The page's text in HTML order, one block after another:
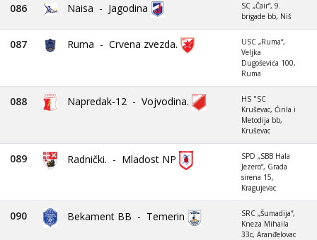
086 Naisa - Jagodina
SC „Čair“, 9.
brigade bb, Niš
087 Ruma - Crvena zvezda.
USC „Ruma“,
Veljka
Dugoševića 100,
Ruma
088 Napredak-12 - Vojvodina.
HS "SC
Kruševac, Ćirila i
Metodija bb,
Kruševac
089 Radnički. - Mladost NP
SPD „SBB Hala
Jezero“, Grada
sirena 15,
Kragujevac
090 Bekament BB - Temerin
SRC „Šumadija“,
Kneza Mihaila
33c, Aranđelovac